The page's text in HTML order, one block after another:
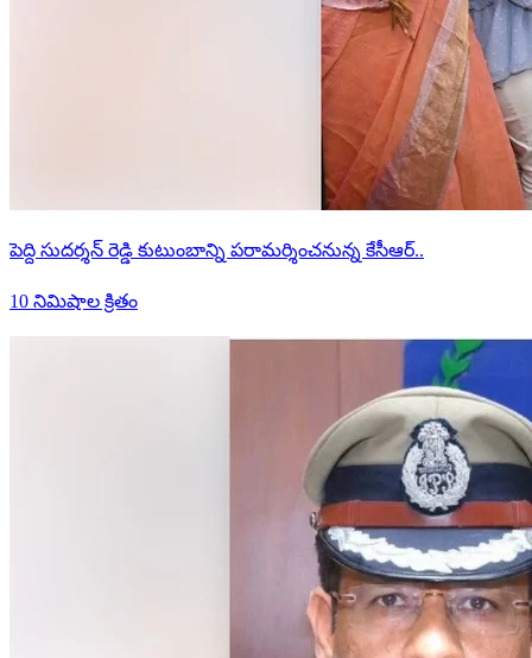
పెద్ది సుదర్శన్ రెడ్డి కుటుంబాన్ని పరామర్శించనున్న కేసీఆర్..
10 నిమిషాల క్రితం